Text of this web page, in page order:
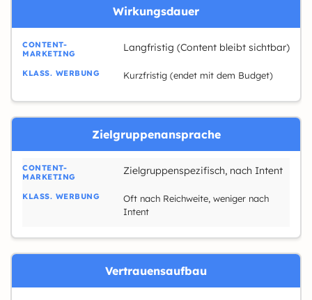
Wirkungsdauer
Langfristig (Content bleibt sichtbar)
Kurzfristig (endet mit dem Budget)
Zielgruppenansprache
Zielgruppenspezifisch, nach Intent
Oft nach Reichweite, weniger nach
Intent
Vertrauensaufbau